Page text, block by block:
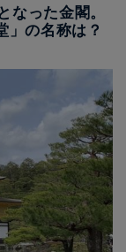
った金閣。
」の名称は？